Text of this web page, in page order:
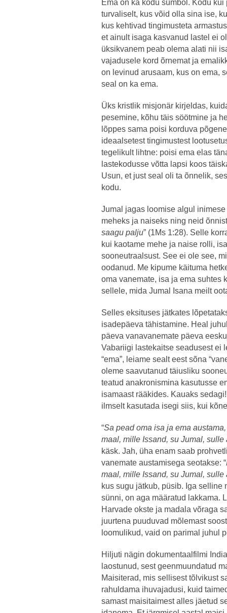
Ema on ka kodu sümbol. Kodu
turvaliselt, kus võid olla sina ise,
kus kehtivad tingimusteta
et ainult isaga kasvanud lastel ei
üksikvanem peab olema alati nii
vajadusele kord õrnemat ja
on levinud arusaam, kus on ema,
seal on ka ema.
Üks kristlik misjonär kirjeldas,
pesemine, kõhu täis söötmine ja
lõppes sama poisi korduva
ideaalsetest tingimustest
tegelikult lihtne: poisi ema elas
lastekodusse võtta lapsi koos
Usun, et just seal oli ta õnnelik,
kodu.
Jumal jagas loomise algul
meheks ja naiseks ning neid
saagu palju” (1Ms 1:28). Selle
kui kaotame mehe ja naise rolli,
sooneutraalsust. See ei ole see,
oodanud. Me kipume käituma
oma vanemate, isa ja ema suhtes
sellele, mida Jumal Isana meilt
Selles eksituses jätkates
isadepäeva tähistamine. Heal
päeva vanavanemate päeva
Vabariigi lastekaitse seadusest ei
“ema”, leiame sealt eest sõna
oleme saavutanud täiusliku
teatud anakronismina kasutusse
isamaast rääkides. Kauaks
ilmselt kasutada isegi siis, kui
“Sa pead oma isa ja ema
maal, mille Issand, su Jumal, sulle
käsk. Jah, üha enam saab
vanemate austamisega seotakse: “
maal, mille Issand, su Jumal, sulle
kus sugu jätkub, püsib. Iga
sünni, on aga määratud lakkama.
Harvade okste ja madala võraga
juurtena puuduvad mõlemast
loomulikud, vaid on parimal juhul
Hiljuti nägin dokumentaalfilmi
laostunud, sest geenmuundatud
Maisiterad, mis sellisest tõlvikust
rahuldama ihuvajadusi, kuid
samast maisitaimest alles jäetud